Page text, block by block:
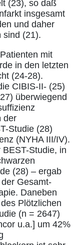
(23), so daß
insgesamt
und daher
sind (21).
mit
in den letzten
(24-28).
CIBIS-II- (25)
überwiegend
der
Studie (28)
(NYHA III/IV).
Studie, in
(28) – ergab
Gesamt-
Daneben
Plötzlichen
(n = 2647)
u.a.] um 42%